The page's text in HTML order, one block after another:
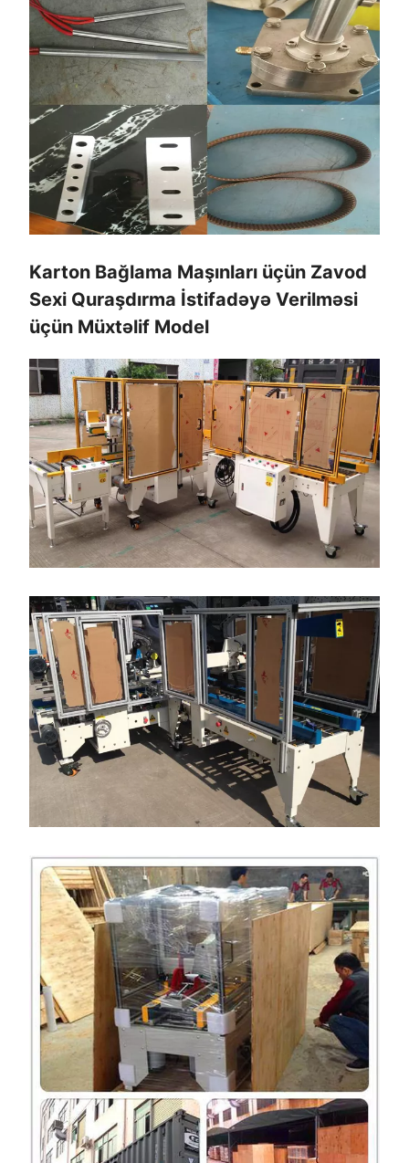
Karton Bağlama Maşınları üçün Zavod
Sexi Quraşdırma İstifadəyə Verilməsi
üçün Müxtəlif Model